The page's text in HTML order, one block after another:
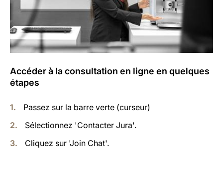
Accéder à la consultation en ligne en quelques
étapes
Passez sur la barre verte (curseur)
Sélectionnez 'Contacter Jura'.
Cliquez sur 'Join Chat'.